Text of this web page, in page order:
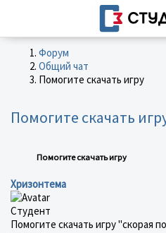
Форум
Общий чат
Помогите скачать игру
Помогите скачать
Помогите скачать игру
Хризонтема
Студент
Помогите скачать игру "скорая